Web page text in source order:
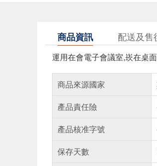
商品資訊 配送及售
運用在會電子會議室,崁在桌
商品來源國家
產品責任險
產品核准字號
保存天數